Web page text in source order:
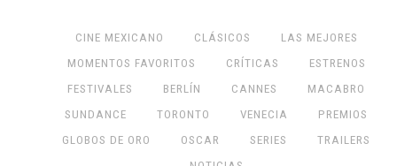
CINE MEXICANO CLÁSICOS
LAS MEJORES
MOMENTOS FAVORITOS
CRÍTICAS
ESTRENOS
FESTIVALES
BERLÍN CANNES
MACABRO
SUNDANCE
TORONTO VENECIA
PREMIOS
GLOBOS DE ORO
OSCAR SERIES
TRAILERS